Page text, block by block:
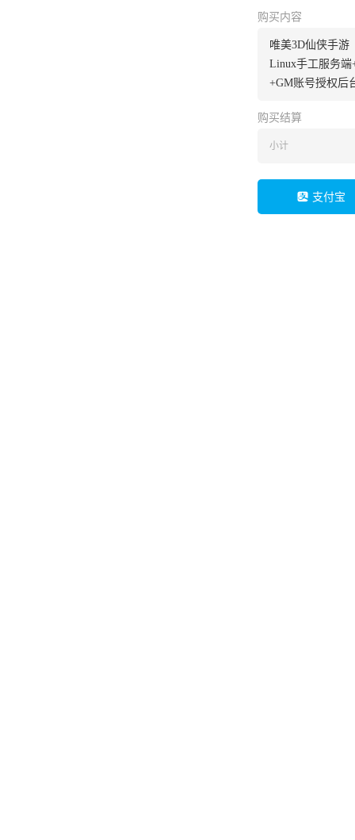
购买内容
唯美3D仙侠手游
Linux手工服务
+GM账号授权后
购买结算
小计
支付宝